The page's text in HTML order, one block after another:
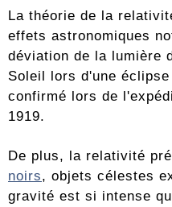
La théorie de la
effets astronomiques
déviation de la lumière
Soleil lors d'une
confirmé lors de
1919.
De plus, la relativité
noirs, objets célestes
gravité est si intense